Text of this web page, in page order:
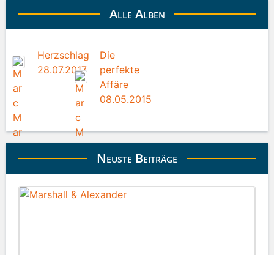
Alle Alben
Herzschlag
28.07.2017
Die
perfekte
Affäre
08.05.2015
Neuste Beiträge